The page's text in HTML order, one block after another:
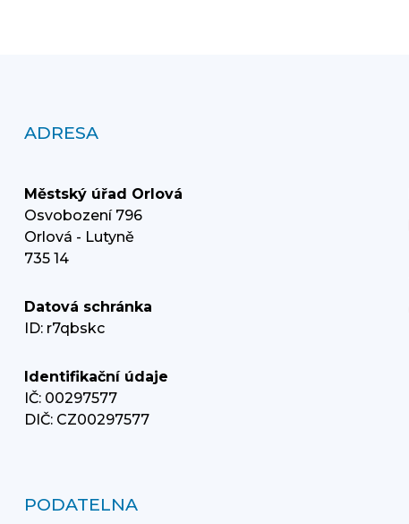
ADRESA
Městský úřad Orlová
Osvobození 796
Orlová - Lutyně
735 14
Datová schránka
ID: r7qbskc
Identifikační údaje
IČ: 00297577
DIČ: CZ00297577
PODATELNA